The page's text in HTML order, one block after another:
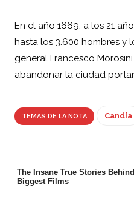
En el año 1669, a los 21
hasta los 3.600 hombres y
general Francesco Morosini
abandonar la ciudad
TEMAS DE LA NOTA Candía